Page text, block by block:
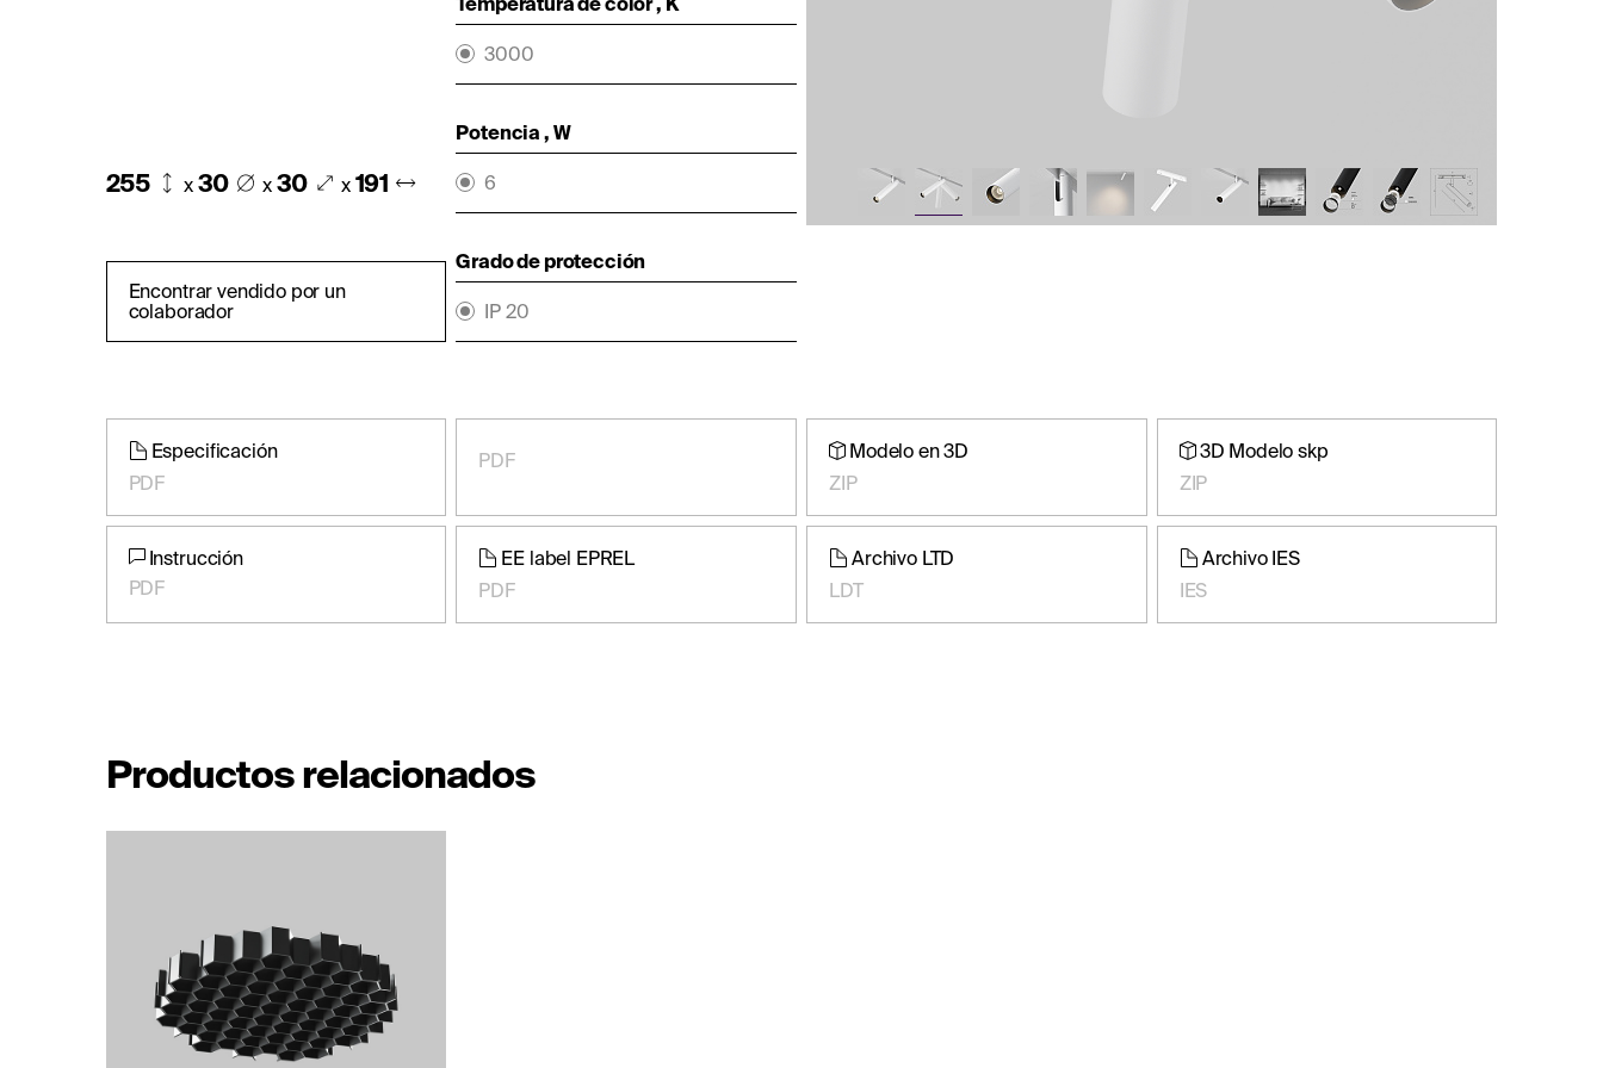
255 x 30 x 30 x 191
Encontrar vendido por un
colaborador
3000
Potencia , W
6
Grado de protección
IP 20
Especificación
PDF
PDF
Modelo en 3D
ZIP
3D Modelo skp
ZIP
Instrucción
PDF
EE label EPREL
PDF
Archivo LTD
LDT
Archivo IES
IES
Productos relacionados